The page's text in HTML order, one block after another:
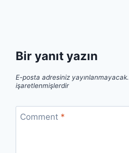
Bir yanıt yazın
E-posta adresiniz yayınlanmayacak.
işaretlenmişlerdir
Comment *